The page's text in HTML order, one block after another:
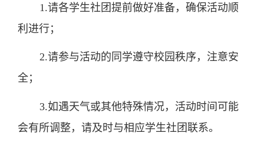
1.请各学生社团提前做好准备，确保活动顺
利进行；
2.请参与活动的同学遵守校园秩序，注意安
全；
3.如遇天气或其他特殊情况，活动时间可能
会有所调整，请及时与相应学生社团联系。